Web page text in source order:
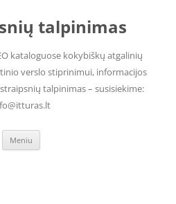
talpinimas
kataloguose kokybiškų atgalinių
verslo stiprinimui, informacijos
talpinimas – susisiekime:
Meniu